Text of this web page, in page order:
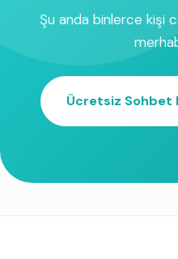
Şu anda binlerce kişi
Ücretsiz Sohbet